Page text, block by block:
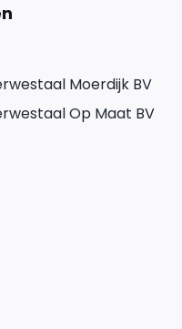
Moerdijk BV
Op Maat BV